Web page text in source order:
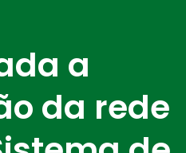
a
da rede